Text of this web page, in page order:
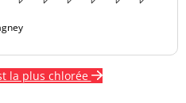
la plus chlorée